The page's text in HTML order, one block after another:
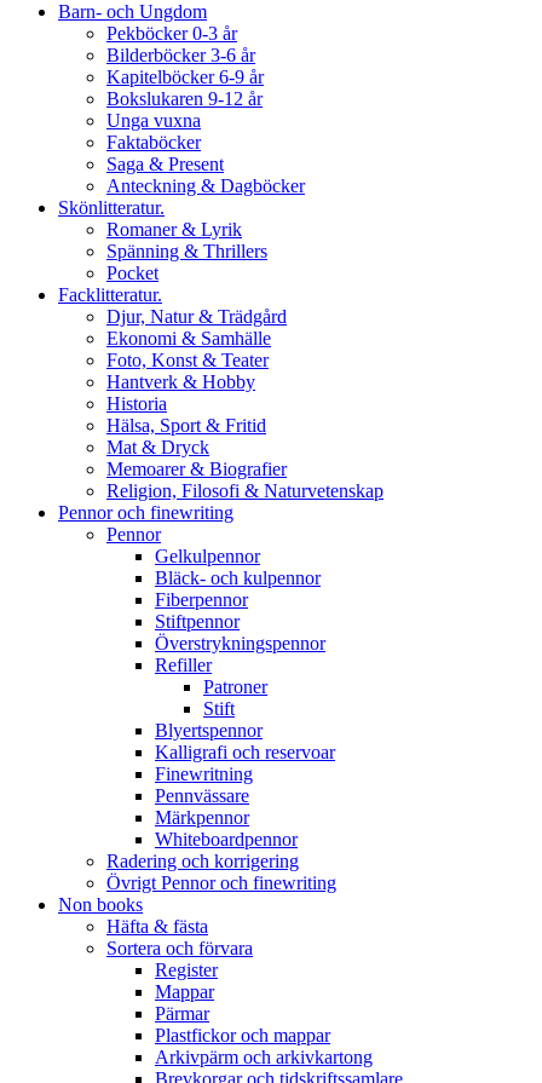
Barn- och Ungdom
Pekböcker 0-3 år
Bilderböcker 3-6 år
Kapitelböcker 6-9 år
Bokslukaren 9-12 år
Unga vuxna
Faktaböcker
Saga & Present
Anteckning & Dagböcker
Skönlitteratur.
Romaner & Lyrik
Spänning & Thrillers
Pocket
Facklitteratur.
Djur, Natur & Trädgård
Ekonomi & Samhälle
Foto, Konst & Teater
Hantverk & Hobby
Historia
Hälsa, Sport & Fritid
Mat & Dryck
Memoarer & Biografier
Religion, Filosofi & Naturvetenskap
Pennor och finewriting
Pennor
Gelkulpennor
Bläck- och kulpennor
Fiberpennor
Stiftpennor
Överstrykningspennor
Refiller
Patroner
Stift
Blyertspennor
Kalligrafi och reservoar
Finewritning
Pennvässare
Märkpennor
Whiteboardpennor
Radering och korrigering
Övrigt Pennor och finewriting
Non books
Häfta & fästa
Sortera och förvara
Register
Mappar
Pärmar
Plastfickor och mappar
Arkivpärm och arkivkartong
Brevkorgar och tidskriftssamlare